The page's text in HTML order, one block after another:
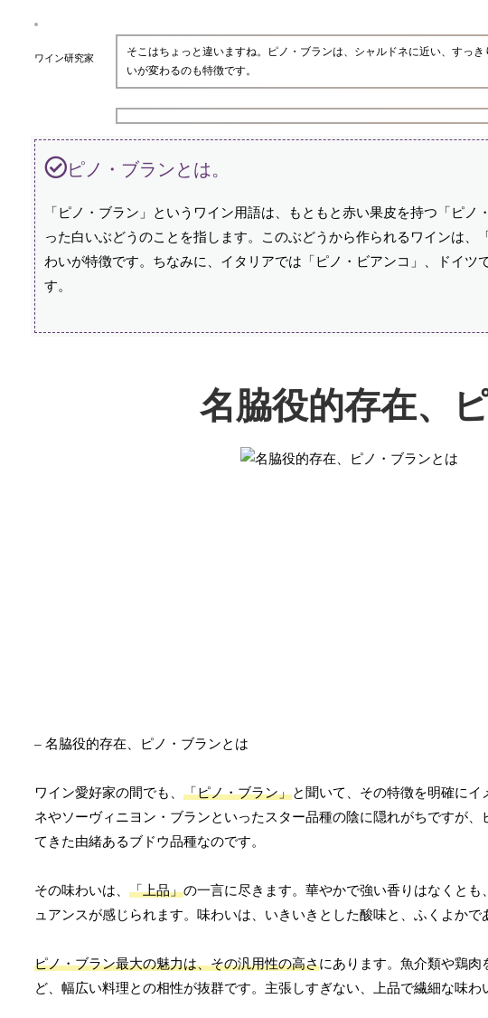
ワイン研究家
そこはちょっと違いますね。ピノ・ブランは、シャルドネに近い、すっ
いが変わるのも特徴です。
ピノ・ブランとは。
「ピノ・ブラン」というワイン用語は、もともと赤い果皮を持つ「ピ
った白いぶどうのことを指します。このぶどうから作られるワインは
わいが特徴です。ちなみに、イタリアでは「ピノ・ビアンコ」、ドイ
す。
名脇役的存在、
– 名脇役的存在、ピノ・ブランとは
ワイン愛好家の間でも、 「ピノ・ブラン」と聞いて、その特徴を明確に
ネやソーヴィニヨン・ブランといったスター品種の陰に隠れがちですが
てきた由緒あるブドウ品種なのです。
その味わいは、 「上品」の一言に尽きます。華やかで強い香りはなくと
ュアンスが感じられます。味わいは、いきいきとした酸味と、ふくよか
ピノ・ブラン最大の魅力は、その汎用性の高さにあります。魚介類や鶏
ど、幅広い料理との相性が抜群です。主張しすぎない、上品で繊細な味